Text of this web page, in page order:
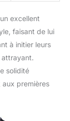
excellent
faisant de lui
à initier leurs
solidité
aux premières